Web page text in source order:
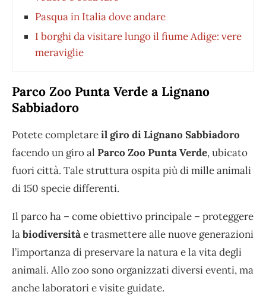
Pasqua in Italia dove andare
I borghi da visitare lungo il fiume Adige: vere
meraviglie
Parco Zoo Punta Verde a Lignano
Sabbiadoro
Potete completareil giro di Lignano Sabbiadoro
facendo un giro al Parco Zoo Punta Verde, ubicato
fuori città. Tale struttura ospita più di mille animali
di 150 specie differenti.
Il parco ha – come obiettivo principale – proteggere
labiodiversitàe trasmettere alle nuove generazioni
l’importanza di preservare la natura e la vita degli
animali. Allo zoo sono organizzati diversi eventi, ma
anche laboratori e visite guidate.